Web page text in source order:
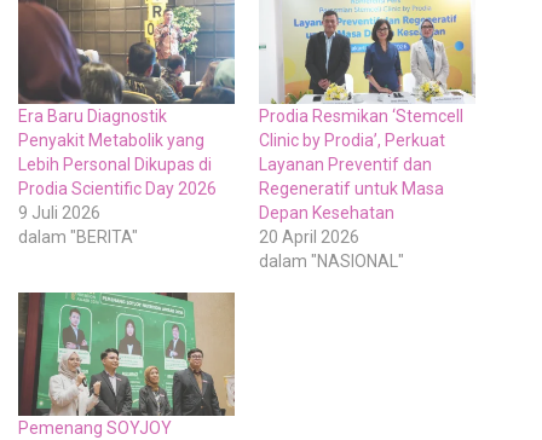
Era Baru Diagnostik
Penyakit Metabolik yang
Lebih Personal Dikupas di
Prodia Scientific Day 2026
9 Juli 2026
dalam "BERITA"
Prodia Resmikan ‘Stemcell
Clinic by Prodia’, Perkuat
Layanan Preventif dan
Regeneratif untuk Masa
Depan Kesehatan
20 April 2026
dalam "NASIONAL"
Pemenang SOYJOY